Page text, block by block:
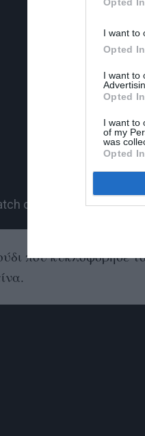
I want to
Opted In
I want to
Opted In
I want to
of my
was
Opted In
που κυκλοφόρησε